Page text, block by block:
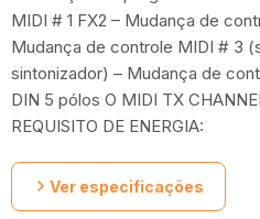
MIDI # 1 FX2 – Mudança de
Mudança de controle MIDI # 3
sintonizador) – Mudança de
DIN 5 pólos O MIDI TX
REQUISITO DE ENERGIA:
Ver especificações